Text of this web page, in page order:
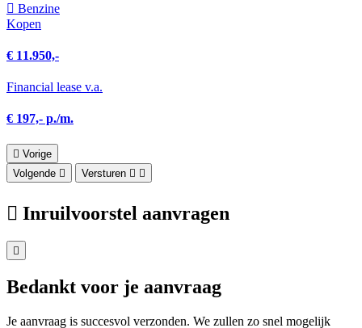
Benzine
Kopen
€ 11.950,-
Financial lease v.a.
€ 197,- p./m.
Vorige
Volgende
Versturen
Inruilvoorstel aanvragen
Bedankt voor je aanvraag
Je aanvraag is succesvol verzonden. We zullen zo snel mogelijk